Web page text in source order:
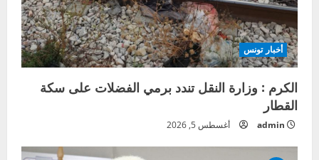
أخبار تونس
الكرم : وزارة النقل تندد برمي الفضلات على سكة
القطار
admin أغسطس 5, 2026